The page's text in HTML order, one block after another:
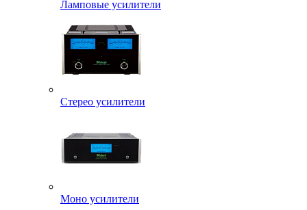
Ламповые усилители
Стерео усилители
Моно усилители